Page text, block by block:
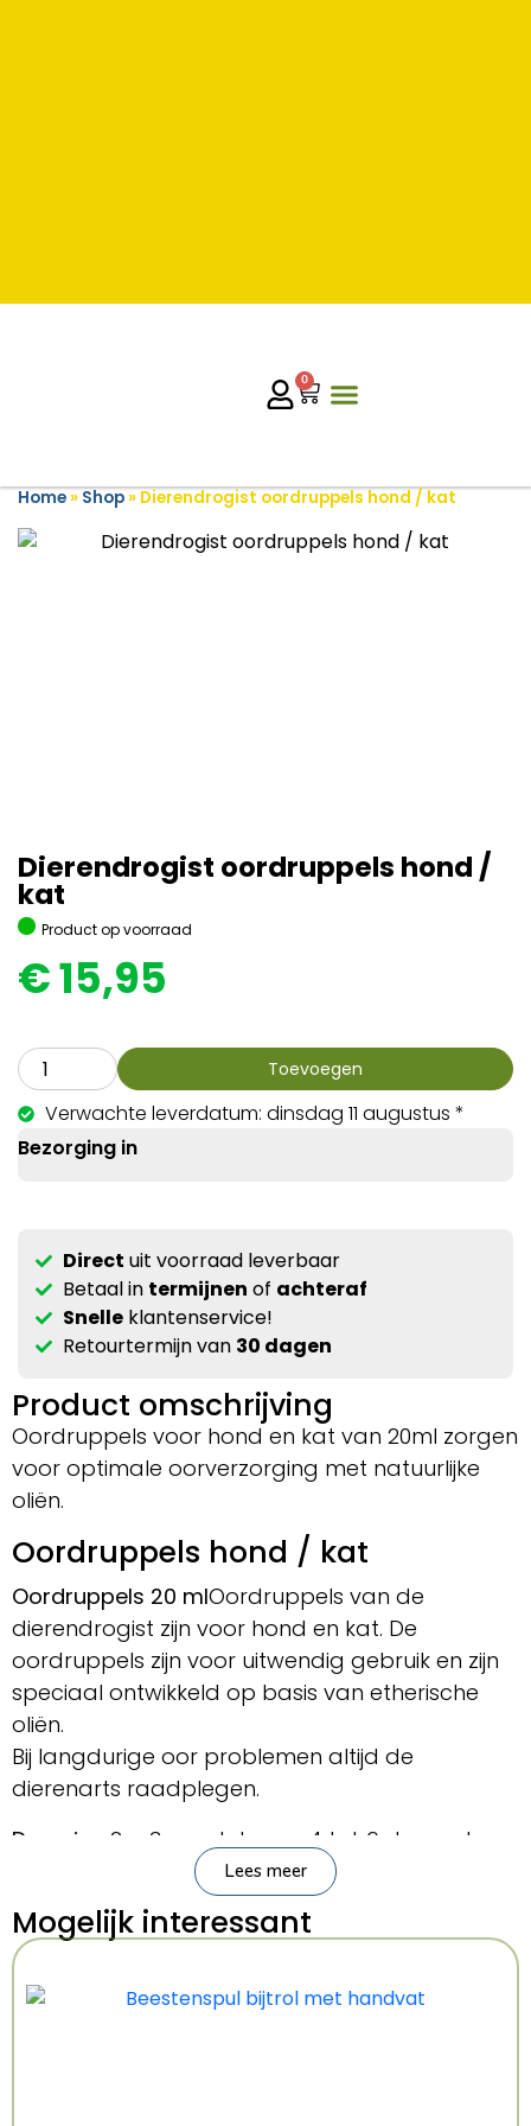
0
Home» Shop» Dierendrogist oordruppels hond / kat
Dierendrogist oordruppels hond /
kat
Product op voorraad
€15,95
Toevoegen
Verwachte leverdatum: dinsdag 11 augustus *
Bezorging in
Direct uit voorraad leverbaar
Betaal in termijnen of achteraf
Snelleklantenservice!
Retourtermijn van 30 dagen
Product omschrijving
Oordruppels voor hond en kat van 20ml zorgen
voor optimale oorverzorging met natuurlijke
oliën.
Oordruppels hond / kat
Oordruppels 20 mlOordruppels van de
dierendrogist zijn voor hond en kat. De
oordruppels zijn voor uitwendig gebruik en zijn
speciaal ontwikkeld op basis van etherische
oliën.
Bij langdurige oor problemen altijd de
dierenarts raadplegen.
Dosering: 2 a 3 maal daags 4 tot 6 druppels.
De druppels in de uitwendige gehoorgang
druppelen, gedurende 30 sec. licht in masseren.
Overtollig oorsmeer en druppels voorzichtig
Lees meer
Mogelijk interessant